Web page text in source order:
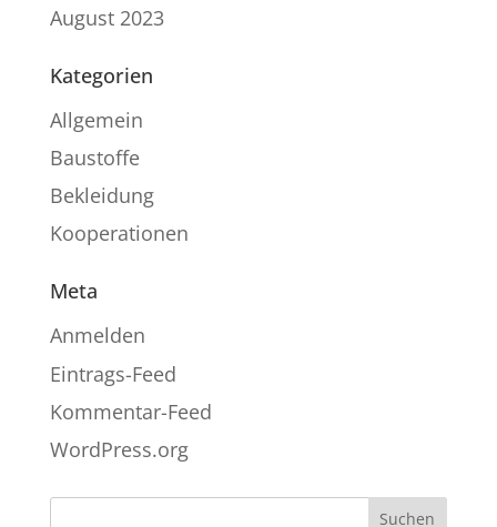
August 2023
Kategorien
Allgemein
Baustoffe
Bekleidung
Kooperationen
Meta
Anmelden
Eintrags-Feed
Kommentar-Feed
WordPress.org